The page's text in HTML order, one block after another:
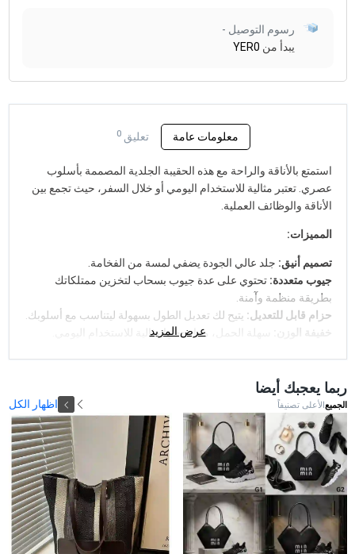
رسوم التوصيل -
يبدأ من YER0
معلومات عامة تعليق 0
استمتع بالأناقة والراحة مع هذه الحقيبة الجلدية المصممة بأسلوب
عصري. تعتبر مثالية للاستخدام اليومي أو خلال السفر، حيث تجمع بين
الأناقة والوظائف العملية.
المميزات:
تصميم أنيق: جلد عالي الجودة يضفي لمسة من الفخامة.
جيوب متعددة: تحتوي على عدة جيوب بسحاب لتخزين ممتلكاتك
بطريقة منظمة وآمنة.
حزام قابل للتعديل: يتيح لك تعديل الطول بسهولة ليتناسب مع أسلوبك.
خفيفة الوزن:
سهلة الحمل، مما يجعلها مثالية للاستخدام اليومي.
عرض المزيد
ربما يعجبك أيضا
الجميع الأعلى تصنيفاً اظهار الكل